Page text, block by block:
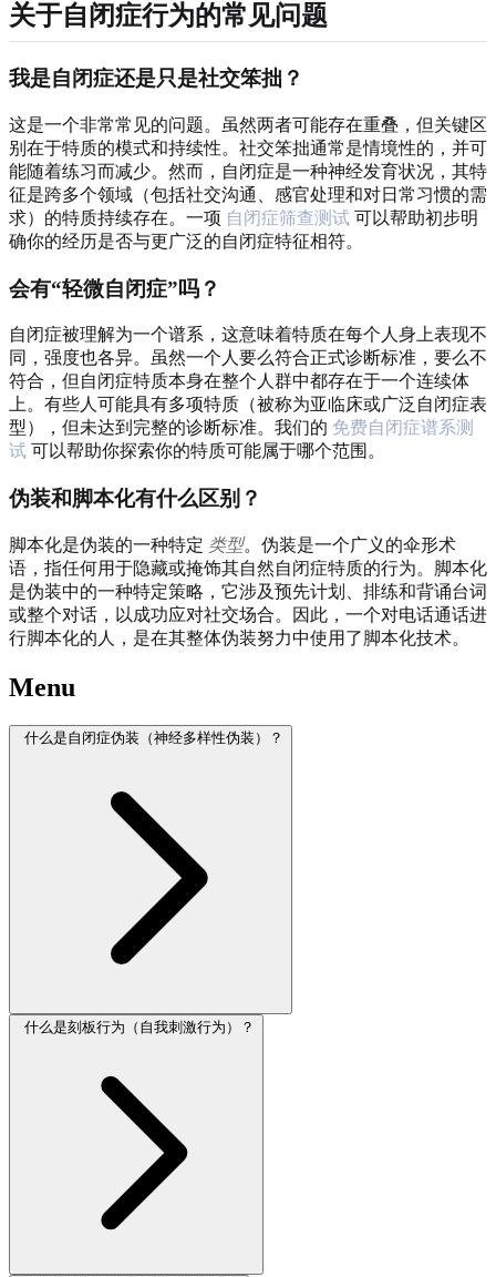
关于自闭症行为的常见问题
我是自闭症还是只是社交笨拙？
这是一个非常常见的问题。虽然两者可能存在重叠，但关键区
别在于特质的模式和持续性。社交笨拙通常是情境性的，并可
能随着练习而减少。然而，自闭症是一种神经发育状况，其特
征是跨多个领域（包括社交沟通、感官处理和对日常习惯的需
求）的特质持续存在。一项 自闭症筛查测试 可以帮助初步明
确你的经历是否与更广泛的自闭症特征相符。
会有“轻微自闭症”吗？
自闭症被理解为一个谱系，这意味着特质在每个人身上表现不
同，强度也各异。虽然一个人要么符合正式诊断标准，要么不
符合，但自闭症特质本身在整个人群中都存在于一个连续体
上。有些人可能具有多项特质（被称为亚临床或广泛自闭症表
型），但未达到完整的诊断标准。我们的 免费自闭症谱系测
试 可以帮助你探索你的特质可能属于哪个范围。
伪装和脚本化有什么区别？
脚本化是伪装的一种特定 类型。伪装是一个广义的伞形术
语，指任何用于隐藏或掩饰其自然自闭症特质的行为。脚本化
是伪装中的一种特定策略，它涉及预先计划、排练和背诵台词
或整个对话，以成功应对社交场合。因此，一个对电话通话进
行脚本化的人，是在其整体伪装努力中使用了脚本化技术。
Menu
什么是自闭症伪装（神经多样性伪装）？
什么是刻板行为（自我刺激行为）？